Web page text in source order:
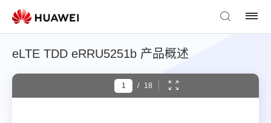
eLTE TDD eRRU5251b 产品概述
/ 18